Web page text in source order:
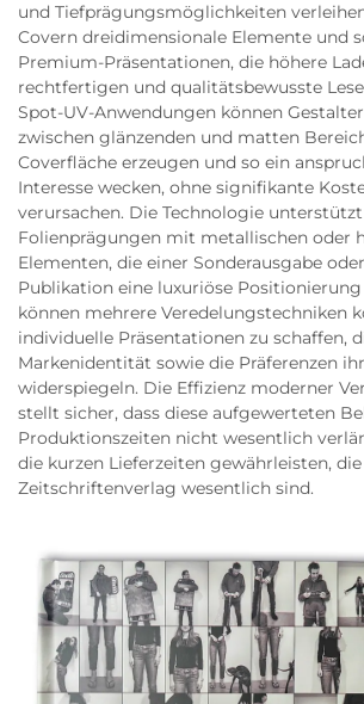
und Tiefprägungsmöglichkeiten
Covern dreidimensionale Elemente und
Premium-Präsentationen, die höhere
rechtfertigen und qualitätsbewusste
Spot-UV-Anwendungen können
zwischen glänzenden und matten
Coverfläche erzeugen und so ein
Interesse wecken, ohne signifikante
verursachen. Die Technologie
Folienprägungen mit metallischen oder
Elementen, die einer Sonderausgabe
Publikation eine luxuriöse
können mehrere Veredelungstechniken
individuelle Präsentationen zu schaffen,
Markenidentität sowie die Präferenzen
widerspiegeln. Die Effizienz moderner
stellt sicher, dass diese aufgewerteten
Produktionszeiten nicht wesentlich
die kurzen Lieferzeiten gewährleisten,
Zeitschriftenverlag wesentlich sind.